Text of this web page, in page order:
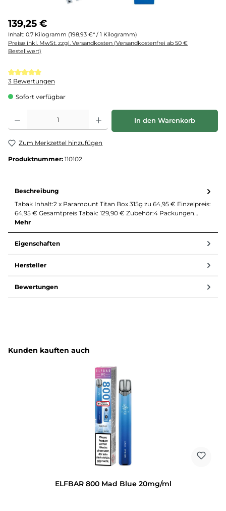
139,25 €
Inhalt: 0.7 Kilogramm (198,93 €* / 1 Kilogramm)
Preise inkl. MwSt. zzgl. Versandkosten (Versandkostenfrei ab 50 €
Bestellwert)
Durchschnittliche Bewertung von 5 von 5 Sternen
3 Bewertungen
Sofort verfügbar
Produkt Anzahl: Gib den gewünschten Wert ein oder benutze die Schaltflächen
In den Warenkorb
Zum Merkzettel hinzufügen
Produktnummer: 110102
Beschreibung
Tabak Inhalt:2 x Paramount Titan Box 315g zu 64,95 € Einzelpreis:
64,95 € Gesamtpreis Tabak: 129,90 € Zubehör:4 Packungen…
Mehr
Eigenschaften
Hersteller
Bewertungen
Produktgalerie überspringen
Kunden kauften auch
ELFBAR 800 Mad Blue 20mg/ml